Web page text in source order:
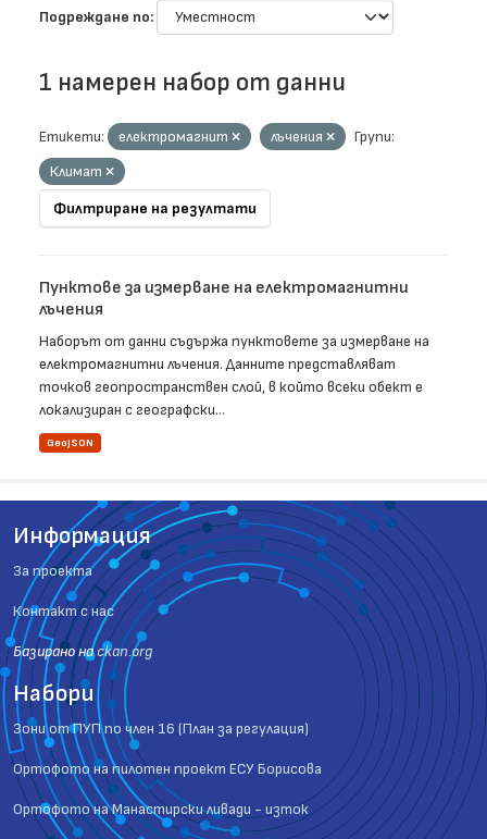
Подреждане по
1 намерен набор от данни
Етикети: електромагнит лъчения
Групи:
Климат
Филтриране на резултати
Пунктове за измерване на електромагнитни
лъчения
Наборът от данни съдържа пунктовете за измерване на
електромагнитни лъчения. Данните представляват
точков геопространствен слой, в който всеки обект е
локализиран с географски...
GeoJSON
Информация
За проекта
Контакт с нас
Базиранo наckan.org
Набори
Зони от ПУП по член 16 (План за регулация)
Ортофото на пилотен проект ЕСУ Борисова
Ортофото на Манастирски ливади - изток